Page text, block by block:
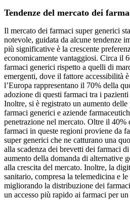
Tendenze del mercato dei
Il mercato dei farmaci super generici
notevole, guidata da alcune tendenze
più significative è la crescente
economicamente vantaggiosi. Circa il
farmaci generici rispetto a quelli di
emergenti, dove il fattore accessibilità
l’Europa rappresentano il 70% della
adozione di questi farmaci tra i
Inoltre, si è registrato un aumento
farmaci generici e aziende
penetrazione nel mercato. Oltre il
farmaci in queste regioni proviene da
super generici che ne catturano una
alla scadenza dei brevetti dei farmaci
aumento della domanda di alternative
alla crescita del mercato. Inoltre, la
sanitario, compresa la telemedicina e
migliorando la distribuzione dei
un accesso più rapido ai farmaci per